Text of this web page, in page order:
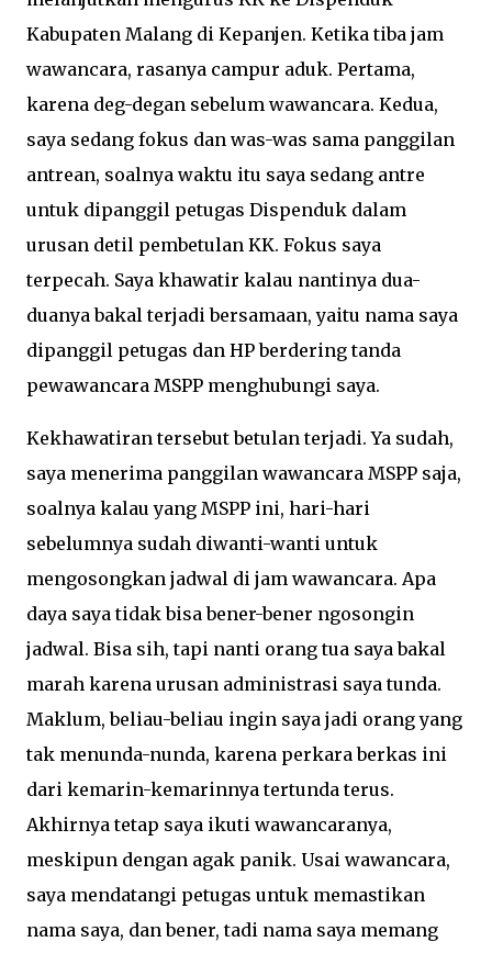
Kabupaten Malang di Kepanjen. Ketika tiba jam
wawancara, rasanya campur aduk. Pertama,
karena deg-degan sebelum wawancara. Kedua,
saya sedang fokus dan was-was sama panggilan
antrean, soalnya waktu itu saya sedang antre
untuk dipanggil petugas Dispenduk dalam
urusan detil pembetulan KK. Fokus saya
terpecah. Saya khawatir kalau nantinya dua-
duanya bakal terjadi bersamaan, yaitu nama saya
dipanggil petugas dan HP berdering tanda
pewawancara MSPP menghubungi saya.
Kekhawatiran tersebut betulan terjadi. Ya sudah,
saya menerima panggilan wawancara MSPP saja,
soalnya kalau yang MSPP ini, hari-hari
sebelumnya sudah diwanti-wanti untuk
mengosongkan jadwal di jam wawancara. Apa
daya saya tidak bisa bener-bener ngosongin
jadwal. Bisa sih, tapi nanti orang tua saya bakal
marah karena urusan administrasi saya tunda.
Maklum, beliau-beliau ingin saya jadi orang yang
tak menunda-nunda, karena perkara berkas ini
dari kemarin-kemarinnya tertunda terus.
Akhirnya tetap saya ikuti wawancaranya,
meskipun dengan agak panik. Usai wawancara,
saya mendatangi petugas untuk memastikan
nama saya, dan bener, tadi nama saya memang